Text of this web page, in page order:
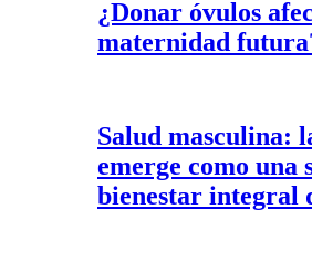
¿Donar óvulos
maternidad
Salud masculina:
emerge como una
bienestar integral